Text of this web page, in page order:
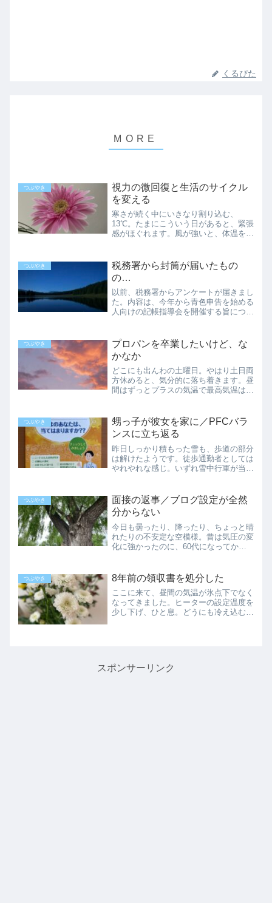
くるぴた
つぶやき
視力の微回復と生活のサイクル
を変える
寒さが続く中にいきなり割り込む、
13℃。たまにこういう日があると、緊張
感がほぐれます。風が強いと、体温をも
び5～6℃まで下がるまでの小休止、一息
つきました。わずかに上が...
つぶやき
税務署から封筒が届いたもの
の…
以前、税務署からアンケートが届きまし
た。内容は、今年から青色申告を始める
人向けの記帳指導会を開催する旨につい
指導。そして商工会議所か、もしくは青
色申告会が開催する記...
つぶやき
プロパンを卒業したいけど、な
かなか
どこにも出んわの土曜日。やはり土日両
方休めると、気分的に落ち着きます。昼
間はずっとプラスの気温で最高気温は３
明日はもっと気温が上がるようで、一時
真冬を忘れそう。このまま...
つぶやき
甥っ子が彼女を家に／PFCバラ
ンスに立ち返る
昨日しっかり積もった雪も、歩道の部分
は解けたようです。徒歩通勤者としては
やれやれな感じ。いずれ雪中行軍が当た
って来たブロッコリーですが、非常用に
冷凍も買い足すようになり...
つぶやき
面接の返事／ブログ設定が全然
分からない
今日も曇ったり、降ったり、ちょっと晴
れたりの不安定な空模様。昔は気圧の変
化に強かったのに、60代になってか
がら小休止。やれやれです。返事はメー
ルで✉️さて、先週受けた面...
つぶやき 8年前の領収書を処分した
ここに来て、昼間の気温が氷点下でなく
なってきました。ヒーターの設定温度を
少し下げ、ひと息。どうにも冷え込む夜
スポンサーリンク